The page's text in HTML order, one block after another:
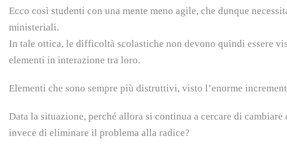
Ecco così studenti con una mente meno agile, che dunque
ministeriali.
In tale ottica, le difficoltà scolastiche non devono quindi essere
elementi in interazione tra loro.
Elementi che sono sempre più distruttivi, visto l’enorme
Data la situazione, perché allora si continua a cercare di
invece di eliminare il problema alla radice?